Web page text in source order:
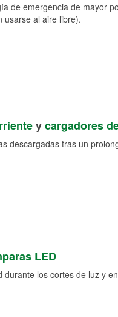
de emergencia de mayor
usarse al aire libre).
ycargadores
descargadas tras un
LED
durante los cortes de luz y